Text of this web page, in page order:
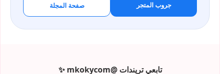
جروب المتجر صفحة المجلة
تابعي تريندات @mkokycom ✨